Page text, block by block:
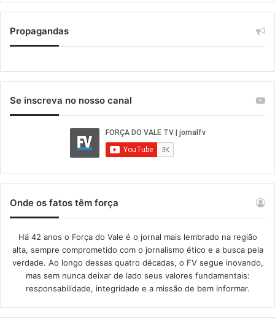
Propagandas
Se inscreva no nosso canal
Onde os fatos têm força
Há 42 anos o Força do Vale é o jornal mais lembrado na região
alta, sempre comprometido com o jornalismo ético e a busca pela
verdade. Ao longo dessas quatro décadas, o FV segue inovando,
mas sem nunca deixar de lado seus valores fundamentais:
responsabilidade, integridade e a missão de bem informar.​